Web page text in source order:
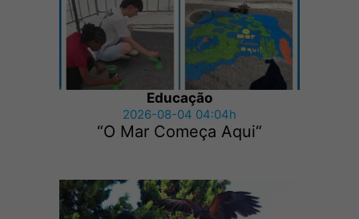
Educação
2026-08-04 04:04h
“O Mar Começa Aqui“